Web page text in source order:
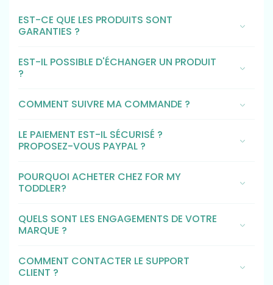
EST-CE QUE LES PRODUITS SONT
GARANTIES ?
EST-IL POSSIBLE D'ÉCHANGER UN PRODUIT
?
COMMENT SUIVRE MA COMMANDE ?
LE PAIEMENT EST-IL SÉCURISÉ ?
PROPOSEZ-VOUS PAYPAL ?
POURQUOI ACHETER CHEZ FOR MY
TODDLER?
QUELS SONT LES ENGAGEMENTS DE VOTRE
MARQUE ?
COMMENT CONTACTER LE SUPPORT
CLIENT ?